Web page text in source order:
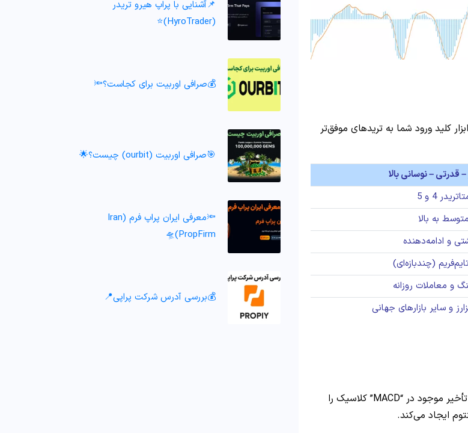
در متاتریدر 4 و 5 هستید، این ابزار کلید ورود شما به تریدهای موفق‌تر
– قدرتی – نوسانی بالا
4 و 5
متوسط به بالا
و ادامه‌دهنده
(چندبازه‌ای)
و معاملات روزانه
و سایر بازارهای جهانی
“Zerolag MACD” با استفاده از تکنیک «همسان‌سازی محاسباتی»، تأخیر موجود در “MACD” کلاسیک را
ایجاد می‌کند.
📌آشنایی با پراپ هیرو تریدر
(HyroTrader)⭐️
💰صرافی اوربیت برای کجاست؟🔦
🎯صرافی اوربیت (ourbit) چیست؟🌟
🔦معرفی ایران پراپ فرم (Iran
PropFirm)🛸
💰بررسی آدرس شرکت پراپی📍